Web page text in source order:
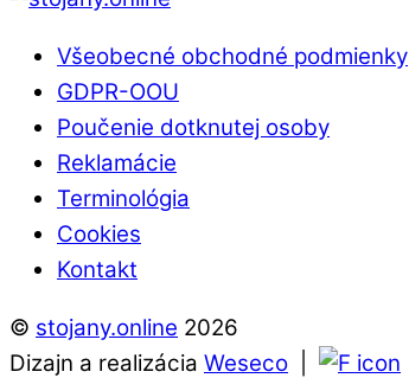
Všeobecné obchodné podmienky
GDPR-OOU
Poučenie dotknutej osoby
Reklamácie
Terminológia
Cookies
Kontakt
© stojany.online 2026
Dizajn a realizácia Weseco